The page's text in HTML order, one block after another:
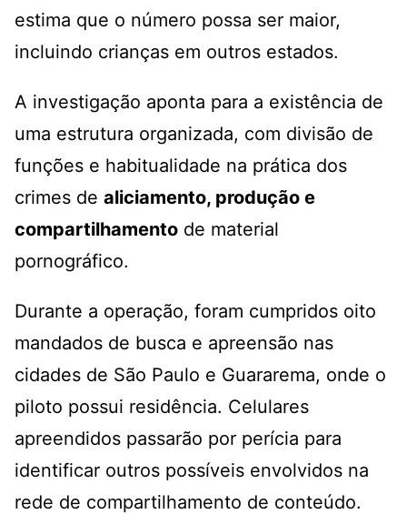
estima que o número possa ser maior,
incluindo crianças em outros estados.
A investigação aponta para a existência de
uma estrutura organizada, com divisão de
funções e habitualidade na prática dos
crimes de aliciamento, produção e
compartilhamento de material
pornográfico.
Durante a operação, foram cumpridos oito
mandados de busca e apreensão nas
cidades de São Paulo e Guararema, onde o
piloto possui residência. Celulares
apreendidos passarão por perícia para
identificar outros possíveis envolvidos na
rede de compartilhamento de conteúdo.